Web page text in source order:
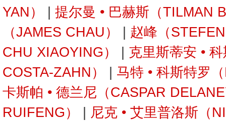
YAN）
提尔曼 • 巴赫斯（TILMAN
（JAMES CHAU）
赵峰（
CHU XIAOYING）
克里斯蒂安 •
COSTA-ZAHN）
马特 • 科斯特罗
卡斯帕 • 德兰尼（CASPAR
RUIFENG）
尼克 • 艾里普洛斯（